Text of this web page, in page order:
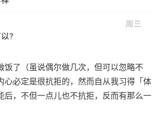
饭了（虽说偶尔做几次，但可以忽略不
心必定是很抗拒的，然而自从我习得「体
后，不但一点儿也不抗拒，反而有那么一